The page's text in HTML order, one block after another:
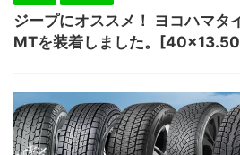
ジープにオススメ！ ヨコハマタ
MTを装着しました。